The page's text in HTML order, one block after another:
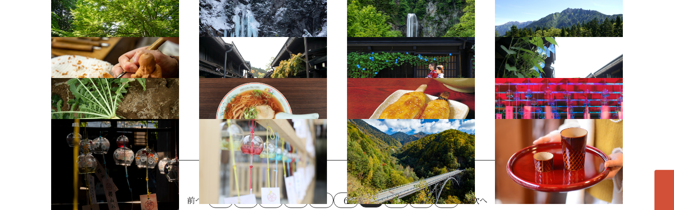
高山城跡 平湯大滝4 平湯大滝2
一位一刀彫3 古い町並（秋）4 古い町並（夏）3 古い町並（夏）1
すずらん大根 高山ラーメン2 五平餅2 桜山風鈴まつり14
桜山風鈴まつり12 桜山風鈴まつり6 北アルプス大橋2
前へ 1 2 3 4 6 7 8 9 10 ... 次へ